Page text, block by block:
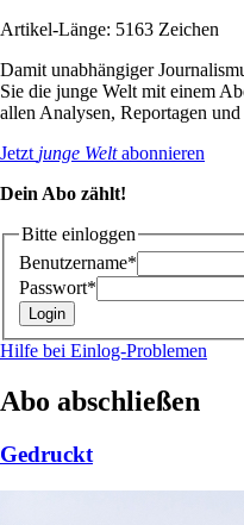
Artikel-Länge: 5163 Zeichen
Damit unabhängiger
Sie die junge Welt mit einem
allen Analysen, Reportagen
Jetzt junge Weltabonnieren
Dein Abo zählt!
Bitte einloggen
Benutzername*
Passwort*
Hilfe bei Einlog-Problemen
Abo abschließen
Gedruckt